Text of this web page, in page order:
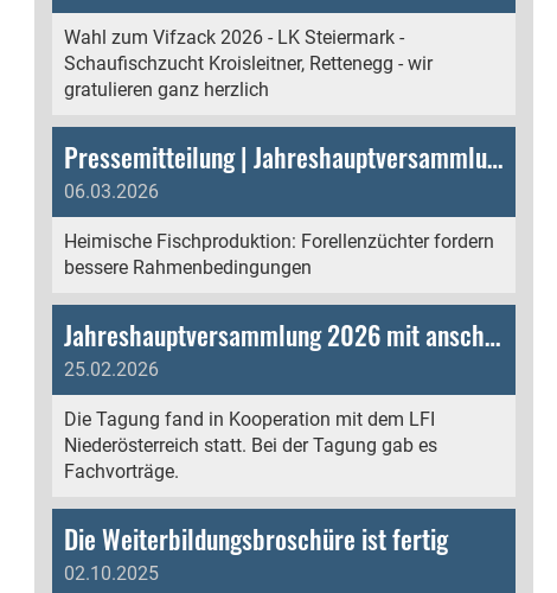
Wahl zum Vifzack 2026 - LK Steiermark -
Schaufischzucht Kroisleitner, Rettenegg - wir
gratulieren ganz herzlich
Pressemitteilung | Jahreshauptversammlung und Tagung der Forellenzüchter 2026 - Heimische Fischproduktion: Forellenzüchter fordern bessere Rahmenbedingungen - Vorzeigebetrieb Kroisleitner in Rettenegg begeisterte
06.03.2026
Heimische Fischproduktion: Forellenzüchter fordern
bessere Rahmenbedingungen
Jahreshauptversammlung 2026 mit anschließender Tagung der Forellenzüchter
25.02.2026
Die Tagung fand in Kooperation mit dem LFI
Niederösterreich statt. Bei der Tagung gab es
Fachvorträge.
Die Weiterbildungsbroschüre ist fertig
02.10.2025